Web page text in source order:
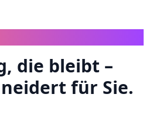
die bleibt –
für Sie.